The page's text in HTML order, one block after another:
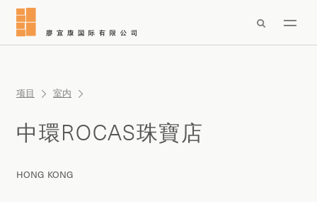

项目 室内
中環ROCAS珠寶店
HONG KONG